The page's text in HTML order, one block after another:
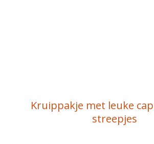
Kruippakje met leuke
streepjes